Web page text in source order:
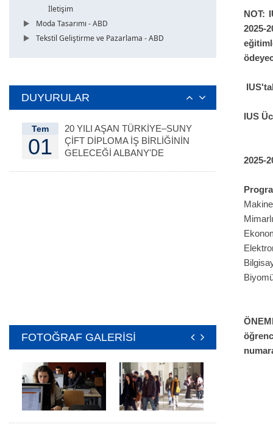
İletişim
Moda Tasarımı - ABD
Tekstil Geliştirme ve Pazarlama - ABD
DUYURULAR
Tem
01
20 YILI AŞAN TÜRKİYE–SUNY
ÇİFT DİPLOMA İŞ BİRLİĞİNİN
GELECEĞİ ALBANY'DE
FOTOĞRAF GALERİSİ
NOT:
2025-
IUS
2025-